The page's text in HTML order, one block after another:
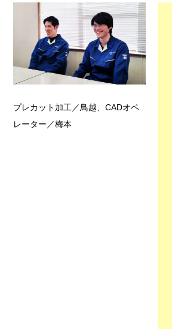
プレカット加工／鳥越、CADオペ
レーター／梅本